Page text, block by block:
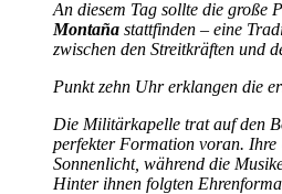
An diesem Tag sollte die große
Montaña stattfinden – eine
zwischen den Streitkräften und
Punkt zehn Uhr erklangen die
Die Militärkapelle trat auf den
perfekter Formation voran.
Sonnenlicht, während die
Hinter ihnen folgten